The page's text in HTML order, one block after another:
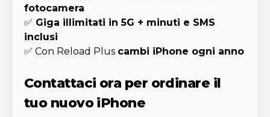
fotocamera
✅ Giga illimitati in 5G + minuti e SMS
inclusi
✅ Con Reload Plus cambi iPhone ogni anno
Contattaci ora per ordinare il
tuo nuovo iPhone